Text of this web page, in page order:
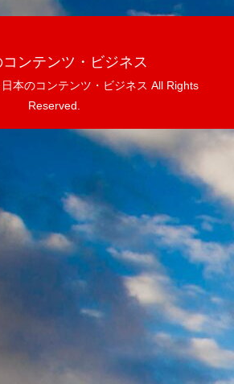
コンテンツ・ビジネス
本のコンテンツ・ビジネス All Rights
Reserved.